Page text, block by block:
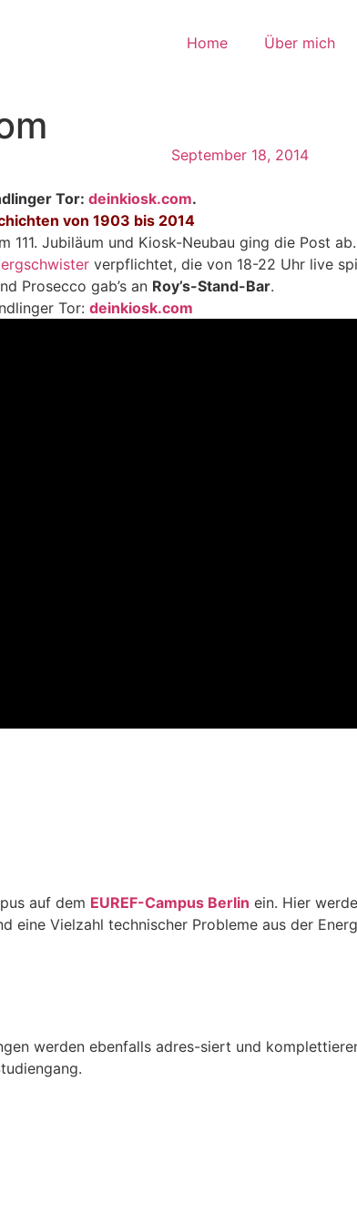
Home Über mich
September 18, 2014
Tor: deinkiosk.com.
von 1903 bis 2014
Jubiläum und Kiosk-Neubau ging die Post
verpflichtet, die von 18-22 Uhr live
Prosecco gab’s an Roy’s-Stand-Bar.
Tor: deinkiosk.com
auf dem EUREF-Campus Berlin ein. Hier
eine Vielzahl technischer Probleme aus der
werden ebenfalls adres-siert und